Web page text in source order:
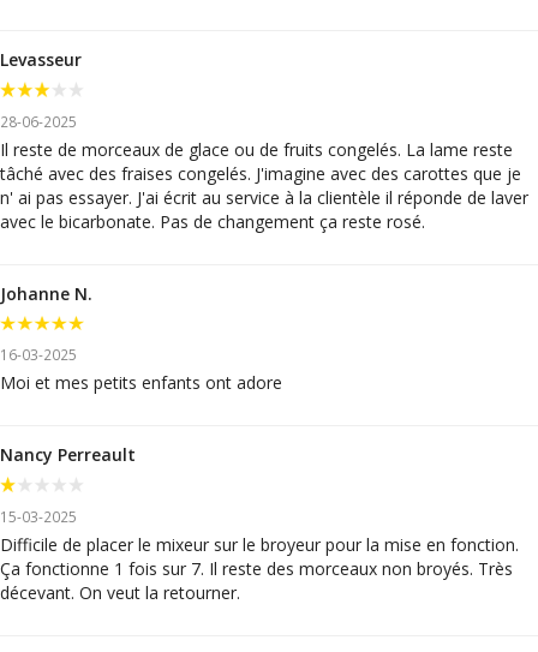
Levasseur
28-06-2025
Il reste de morceaux de glace ou de fruits congelés. La lame reste
tâché avec des fraises congelés. J'imagine avec des carottes que je
n' ai pas essayer. J'ai écrit au service à la clientèle il réponde de laver
avec le bicarbonate. Pas de changement ça reste rosé.
Johanne N.
16-03-2025
Moi et mes petits enfants ont adore
Nancy Perreault
15-03-2025
Difficile de placer le mixeur sur le broyeur pour la mise en fonction.
Ça fonctionne 1 fois sur 7. Il reste des morceaux non broyés. Très
décevant. On veut la retourner.